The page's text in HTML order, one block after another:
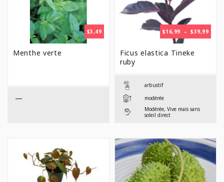
$3,49
Menthe verte
—
$16,99 – $39,99
DE
Ficus elastica Tineke
ruby
arbustif
modérée
Modérée, Vive mais sans
soleil direct